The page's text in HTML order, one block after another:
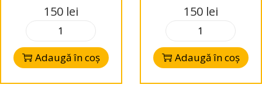
150 lei
Adaugă în coș
inchi cu mufa
150 lei
Adaugă în coș